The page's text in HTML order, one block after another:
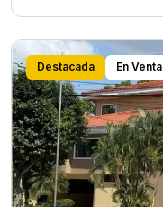
Destacada En Venta